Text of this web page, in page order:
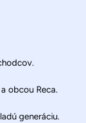
obcou Reca.
generáciu.